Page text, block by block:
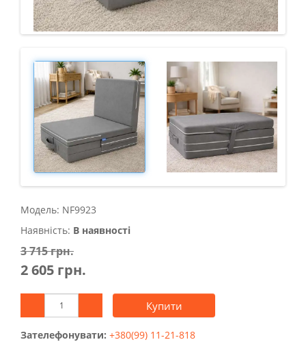
Модель: NF9923
Наявність: В наявності
3 715 грн.
2 605 грн.
Купити
Зателефонувати: +380(99) 11-21-818